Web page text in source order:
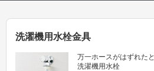
洗濯機用水栓金具
万一ホースがはずれた
洗濯機用水栓